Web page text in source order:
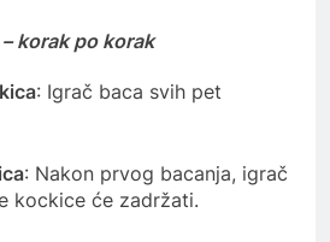
korak po korak
: Igrač baca svih pet
: Nakon prvog bacanja, igrač
kockice će zadržati.